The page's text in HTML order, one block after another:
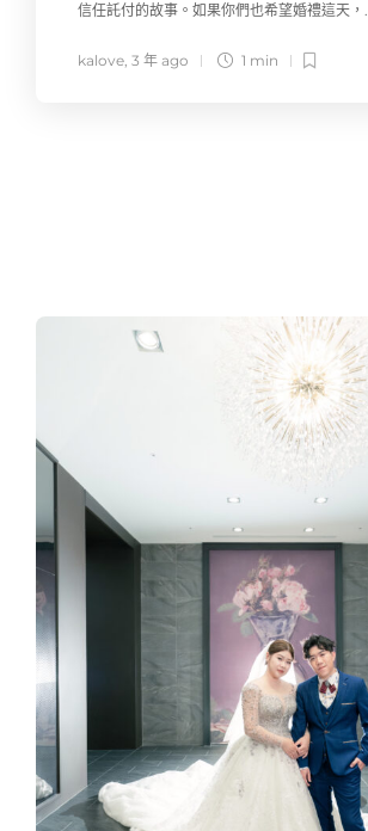
信任託付的故事。如果你們也希望婚禮這天，...
kalove 3 年 ago 1 min